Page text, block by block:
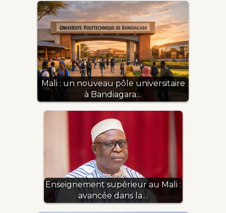
Mali : un nouveau pôle universitaire
à Bandiagara…
Enseignement supérieur au Mali :
avancée dans la…